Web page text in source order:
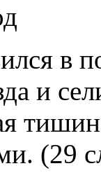
в
и
(29